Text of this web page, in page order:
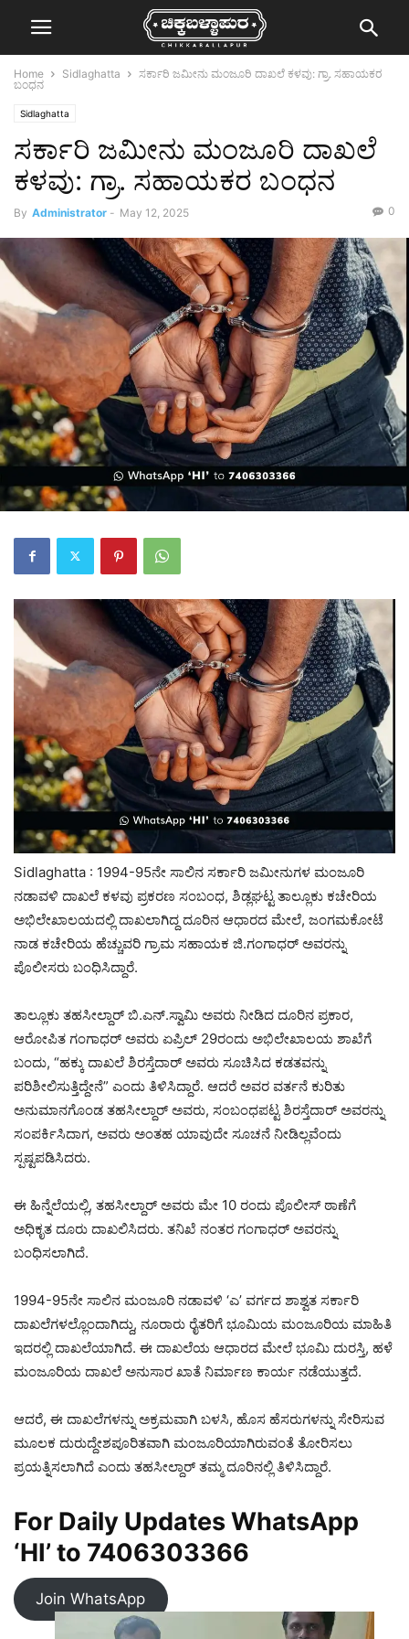
Home Sidlaghatta
ಸರ್ಕಾರಿ ಜಮೀನು ಮಂಜೂರಿ ದಾಖಲೆ ಕಳವು: ಗ್ರಾ. ಸಹಾಯಕರ
ಬಂಧನ
Sidlaghatta
ಸರ್ಕಾರಿ ಜಮೀನು ಮಂಜೂರಿ ದಾಖಲೆ
ಕಳವು: ಗ್ರಾ. ಸಹಾಯಕರ ಬಂಧನ
By Administrator - May 12, 2025 0
Sidlaghatta : 1994-95ನೇ ಸಾಲಿನ ಸರ್ಕಾರಿ ಜಮೀನುಗಳ ಮಂಜೂರಿ
ನಡಾವಳಿ ದಾಖಲೆ ಕಳವು ಪ್ರಕರಣ ಸಂಬಂಧ, ಶಿಡ್ಲಘಟ್ಟ ತಾಲ್ಲೂಕು ಕಚೇರಿಯ
ಅಭಿಲೇಖಾಲಯದಲ್ಲಿ ದಾಖಲಾಗಿದ್ದ ದೂರಿನ ಆಧಾರದ ಮೇಲೆ, ಜಂಗಮಕೋಟೆ
ನಾಡ ಕಚೇರಿಯ ಹೆಚ್ಚುವರಿ ಗ್ರಾಮ ಸಹಾಯಕ ಜಿ.ಗಂಗಾಧರ್ ಅವರನ್ನು
ಪೊಲೀಸರು ಬಂಧಿಸಿದ್ದಾರೆ.
ತಾಲ್ಲೂಕು ತಹಸೀಲ್ದಾರ್ ಬಿ.ಎನ್.ಸ್ವಾಮಿ ಅವರು ನೀಡಿದ ದೂರಿನ ಪ್ರಕಾರ,
ಆರೋಪಿತ ಗಂಗಾಧರ್ ಅವರು ಏಪ್ರಿಲ್ 29ರಂದು ಅಭಿಲೇಖಾಲಯ ಶಾಖೆಗೆ
ಬಂದು, “ಹಕ್ಕು ದಾಖಲೆ ಶಿರಸ್ತೆದಾರ್ ಅವರು ಸೂಚಿಸಿದ ಕಡತವನ್ನು
ಪರಿಶೀಲಿಸುತ್ತಿದ್ದೇನೆ” ಎಂದು ತಿಳಿಸಿದ್ದಾರೆ. ಆದರೆ ಅವರ ವರ್ತನೆ ಕುರಿತು
ಅನುಮಾನಗೊಂಡ ತಹಸೀಲ್ದಾರ್ ಅವರು, ಸಂಬಂಧಪಟ್ಟ ಶಿರಸ್ತೆದಾರ್ ಅವರನ್ನು
ಸಂಪರ್ಕಿಸಿದಾಗ, ಅವರು ಅಂತಹ ಯಾವುದೇ ಸೂಚನೆ ನೀಡಿಲ್ಲವೆಂದು
ಸ್ಪಷ್ಟಪಡಿಸಿದರು.
ಈ ಹಿನ್ನೆಲೆಯಲ್ಲಿ, ತಹಸೀಲ್ದಾರ್ ಅವರು ಮೇ 10 ರಂದು ಪೊಲೀಸ್ ಠಾಣೆಗೆ
ಅಧಿಕೃತ ದೂರು ದಾಖಲಿಸಿದರು. ತನಿಖೆ ನಂತರ ಗಂಗಾಧರ್ ಅವರನ್ನು
ಬಂಧಿಸಲಾಗಿದೆ.
1994-95ನೇ ಸಾಲಿನ ಮಂಜೂರಿ ನಡಾವಳಿ ‘ಎ’ ವರ್ಗದ ಶಾಶ್ವತ ಸರ್ಕಾರಿ
ದಾಖಲೆಗಳಲ್ಲೊಂದಾಗಿದ್ದು, ನೂರಾರು ರೈತರಿಗೆ ಭೂಮಿಯ ಮಂಜೂರಿಯ ಮಾಹಿತಿ
ಇದರಲ್ಲಿ ದಾಖಲೆಯಾಗಿದೆ. ಈ ದಾಖಲೆಯ ಆಧಾರದ ಮೇಲೆ ಭೂಮಿ ದುರಸ್ತಿ, ಹಳೆ
ಮಂಜೂರಿಯ ದಾಖಲೆ ಅನುಸಾರ ಖಾತೆ ನಿರ್ಮಾಣ ಕಾರ್ಯ ನಡೆಯುತ್ತದೆ.
ಆದರೆ, ಈ ದಾಖಲೆಗಳನ್ನು ಅಕ್ರಮವಾಗಿ ಬಳಸಿ, ಹೊಸ ಹೆಸರುಗಳನ್ನು ಸೇರಿಸುವ
ಮೂಲಕ ದುರುದ್ದೇಶಪೂರಿತವಾಗಿ ಮಂಜೂರಿಯಾಗಿರುವಂತೆ ತೋರಿಸಲು
ಪ್ರಯತ್ನಿಸಲಾಗಿದೆ ಎಂದು ತಹಸೀಲ್ದಾರ್ ತಮ್ಮ ದೂರಿನಲ್ಲಿ ತಿಳಿಸಿದ್ದಾರೆ.
For Daily Updates WhatsApp
‘HI’ to 7406303366
Join WhatsApp